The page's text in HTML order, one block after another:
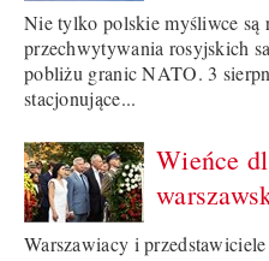
Nie tylko polskie myśliwce są
przechwytywania rosyjskich
pobliżu granic NATO. 3
stacjonujące...
Wieńce
Warszawiacy i przedstawiciele